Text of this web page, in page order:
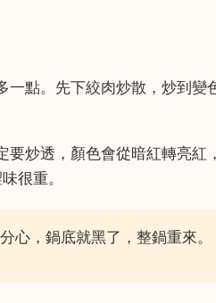
點。先下絞肉炒散，炒到變
炒透，顏色會從暗紅轉亮紅
很重。
心，鍋底就黑了，整鍋重來。